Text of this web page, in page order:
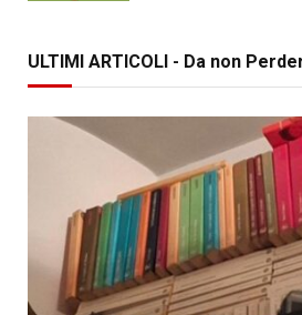
ULTIMI ARTICOLI - Da non